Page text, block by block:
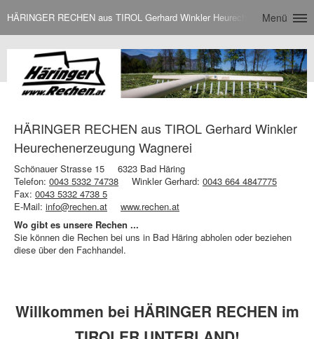
HÄRINGER RECHEN aus TIROL Gerhard Winkler Heurechenerzeugung
Menü
HÄRINGER RECHEN aus TIROL Gerhard Winkler
Heurechenerzeugung Wagnerei
Schönauer Strasse 15
6323 Bad Häring
Telefon: 0043 5332 74738 Winkler Gerhard: 0043 664 4847775
Fax: 0043 5332 4738 5
E-Mail: info@rechen.at
www.rechen.at
Wo gibt es unsere Rechen ...
Sie können die Rechen bei uns in Bad Häring abholen oder beziehen
diese über den Fachhandel.
Willkommen bei HÄRINGER RECHEN im